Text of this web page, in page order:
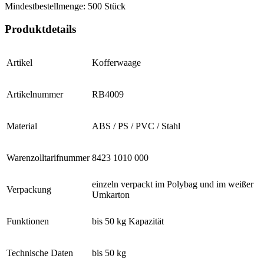
Mindestbestellmenge: 500 Stück
Produktdetails
Artikel Kofferwaage
Artikelnummer RB4009
Material ABS / PS / PVC / Stahl
Warenzolltarifnummer 8423 1010 000
Verpackung
einzeln verpackt im Polybag und im weißer
Umkarton
Funktionen bis 50 kg Kapazität
Technische Daten bis 50 kg